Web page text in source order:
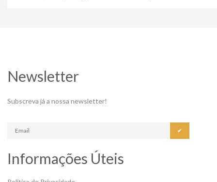
Newsletter
Subscreva já a nossa newsletter!
✔
Informações Úteis